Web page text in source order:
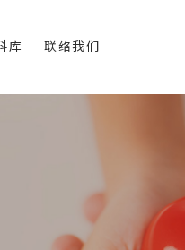
库 联络我们